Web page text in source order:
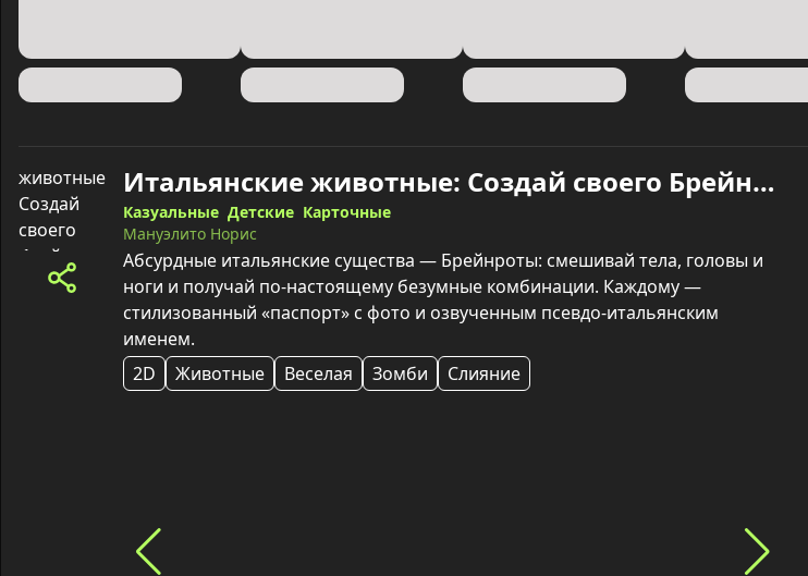
Итальянские животные: Создай своего Брейнрота! — играть онлайн
Казуальные Детские Карточные
Мануэлито Норис
Абсурдные итальянские существа — Брейнроты: смешивай тела, головы и
ноги и получай по-настоящему безумные комбинации. Каждому —
стилизованный «паспорт» с фото и озвученным псевдо-итальянским
именем.
2D
Животные Веселая Зомби Слияние